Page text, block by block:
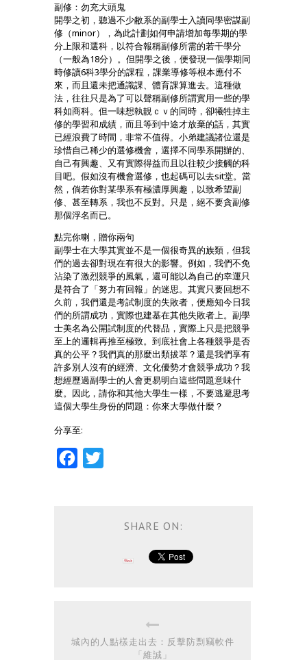
副修：勿充大頭鬼
開學之初，聽過不少敝系的副學士入讀同學密謀副
修（minor），為此計劃如何申請增加每學期的學
分上限和選科，以符合報稱副修所需的若干學分
（一般為18分）。但開學之後，便發現一個學期同
時修讀6科3學分的課程，課業導修等根本應付不
來，而且還未把通識課、體育課算進去。這種做
法，往往只是為了可以聲稱副修所謂實用一些的學
科如商科。但一味想執靚ｃｖ的同時，卻犧牲掉主
修的學習和成績，而且等到中途才放棄的話，其實
已經浪費了時間，非常不值得。小弟建議諸位還是
珍惜自己稀少的選修機會，選擇不同學系開辦的、
自己有興趣、又有實際得益而且以往較少接觸的科
目吧。假如沒有機會選修，也起碼可以去sit堂。當
然，倘若你對某學系有極濃厚興趣，以致希望副
修、甚至轉系，我也不反對。只是，絕不要貪副修
那個浮名而已。
點完你喇，贈你兩句
副學士在大學其實並不是一個很奇異的族類，但我
們的過去卻對現在有很大的影響。例如，我們不免
沾染了激烈競爭的風氣，還可能以為自己的幸運只
是符合了「努力有回報」的迷思。其實只要回想不
久前，我們還是考試制度的失敗者，便應知今日我
們的所謂成功，實際也建基在其他失敗者上。副學
士美名為公開試制度的代替品，實際上只是把競爭
至上的邏輯再推至極致。到底社會上各種競爭是否
真的公平？我們真的那麼出類拔萃？還是我們享有
許多別人沒有的經濟、文化優勢才會競爭成功？我
想經歷過副學士的人會更易明白這些問題意味什
麼。因此，請你和其他大學生一樣，不要逃避思考
這個大學生身份的問題：你來大學做什麼？
分享至:
Facebook
SHARE ON:
城內的人點樣走出去：反擊防剽竊軟件
「維誠」